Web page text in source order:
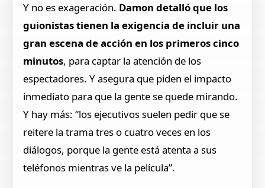
Y no es exageración. Damon detalló que los
guionistas tienen la exigencia de incluir una
gran escena de acción en los primeros cinco
minutos, para captar la atención de los
espectadores. Y asegura que piden el impacto
inmediato para que la gente se quede mirando.
Y hay más: “los ejecutivos suelen pedir que se
reitere la trama tres o cuatro veces en los
diálogos, porque la gente está atenta a sus
teléfonos mientras ve la película”.